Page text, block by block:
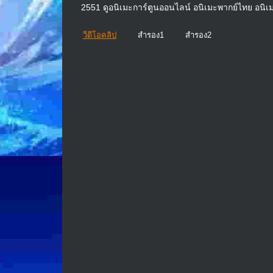
2551 ดูอนิเมะการ์ตูนออนไลน์ อนิเมะพากย์ไทย อนิเ
วีดีโอคลิป สำรอง1 สำรอง2